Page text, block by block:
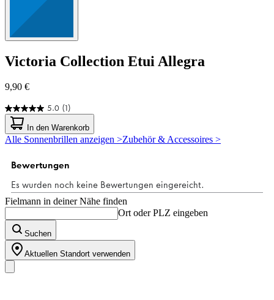
Victoria Collection Etui Allegra
9,90 €
5.0 (1)
5.0
von
5
Sternen.
Bewertung
In den Warenkorb
Alle Sonnenbrillen anzeigen >Zubehör & Accessoires >
Fielmann in deiner Nähe finden
Ort oder PLZ eingeben
Suchen
Aktuellen Standort verwenden